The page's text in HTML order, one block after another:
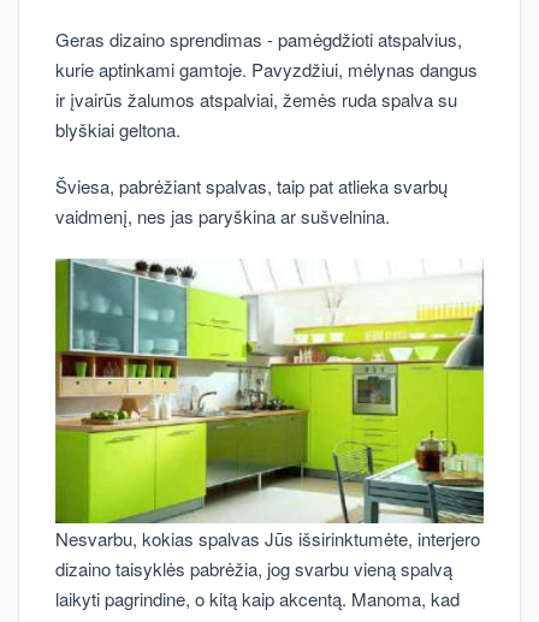
Geras dizaino sprendimas - pamėgdžioti atspalvius,
kurie aptinkami gamtoje. Pavyzdžiui, mėlynas dangus
ir įvairūs žalumos atspalviai, žemės ruda spalva su
blyškiai geltona.
Šviesa, pabrėžiant spalvas, taip pat atlieka svarbų
vaidmenį, nes jas paryškina ar sušvelnina.
Nesvarbu, kokias spalvas Jūs išsirinktumėte, interjero
dizaino taisyklės pabrėžia, jog svarbu vieną spalvą
laikyti pagrindine, o kitą kaip akcentą. Manoma, kad